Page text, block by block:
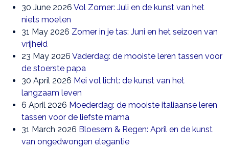
30 June 2026 Vol Zomer: Juli en de kunst van het
niets moeten
31 May 2026 Zomer in je tas: Juni en het seizoen van
vrijheid
23 May 2026 Vaderdag: de mooiste leren tassen voor
de stoerste papa
30 April 2026 Mei vol licht: de kunst van het
langzaam leven
6 April 2026 Moederdag: de mooiste italiaanse leren
tassen voor de liefste mama
31 March 2026 Bloesem & Regen: April en de kunst
van ongedwongen elegantie